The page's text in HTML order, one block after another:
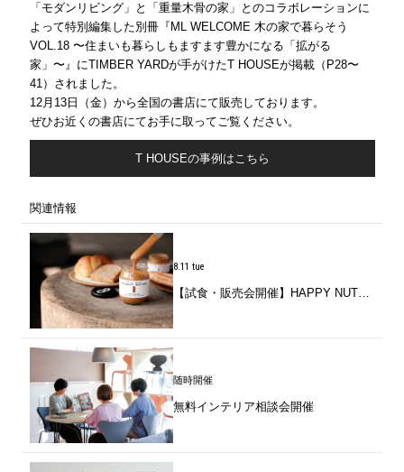
「モダンリビング」と「重量木骨の家」とのコラボレーションに
よって特別編集した別冊『ML WELCOME 木の家で暮らそう
VOL.18 〜住まいも暮らしもますます豊かになる「拡がる
家」〜』にTIMBER YARDが手がけたT HOUSEが掲載（P28〜
41）されました。
12月13日（金）から全国の書店にて販売しております。
ぜひお近くの書店にてお手に取ってご覧ください。
T HOUSEの事例はこちら
関連情報
8.11 tue
随時開催
無料インテリア相談会開催